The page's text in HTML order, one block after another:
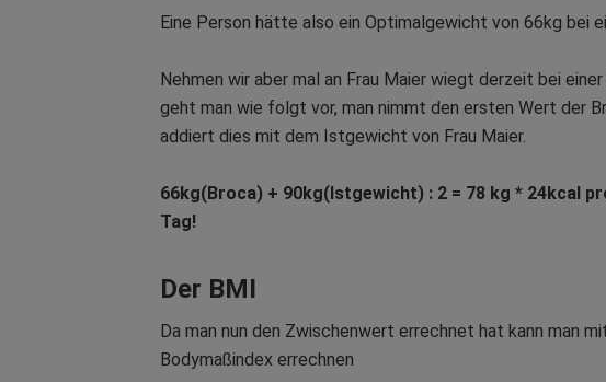
Eine Person hätte also ein Optimalgewicht von 66kg bei
Nehmen wir aber mal an Frau Maier wiegt derzeit bei
geht man wie folgt vor, man nimmt den ersten Wert der
addiert dies mit dem Istgewicht von Frau Maier.
66kg(Broca) + 90kg(Istgewicht) : 2 = 78 kg * 24kcal
Tag!
Der BMI
Da man nun den Zwischenwert errechnet hat kann man
Bodymaßindex errechnen